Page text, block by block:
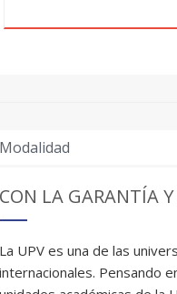
Modalidad
CON LA GARANTÍA
La UPV es una de las
internacionales. Pensando